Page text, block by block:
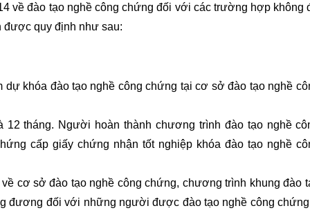
đào tạo nghề công chứng đối với các trường hợp không
được quy định như sau:
khóa đào tạo nghề công chứng tại cơ sở đào tạo nghề
tháng. Người hoàn thành chương trình đào tạo nghề
cấp giấy chứng nhận tốt nghiệp khóa đào tạo nghề
cơ sở đào tạo nghề công chứng, chương trình khung đào
đương đối với những người được đào tạo nghề công